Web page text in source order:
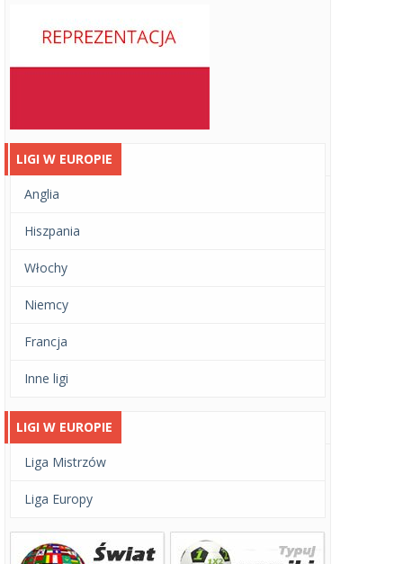
LIGI W EUROPIE
Anglia
Hiszpania
Włochy
Niemcy
Francja
Inne ligi
LIGI W EUROPIE
Liga Mistrzów
Liga Europy